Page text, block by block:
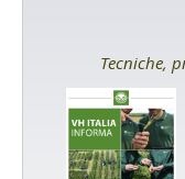
Tecniche,